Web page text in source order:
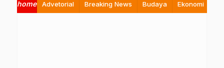
home Advetorial Breaking News Budaya Ekonomi